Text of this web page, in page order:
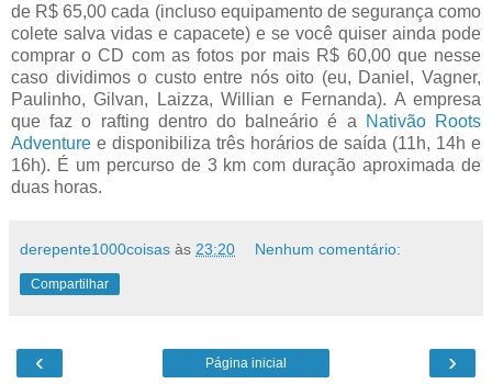
de R$ 65,00 cada (incluso equipamento de segurança como
colete salva vidas e capacete) e se você quiser ainda pode
comprar o CD com as fotos por mais R$ 60,00 que nesse
caso dividimos o custo entre nós oito (eu, Daniel, Vagner,
Paulinho, Gilvan, Laizza, Willian e Fernanda). A empresa
que faz o rafting dentro do balneário é a
Nativão Roots
Adventure e disponibiliza três horários de saída (11h, 14h e
16h). É um percurso de 3 km com duração aproximada de
duas horas.
derepente1000coisas às 23:20 Nenhum comentário:
Compartilhar
‹ ›
Página inicial